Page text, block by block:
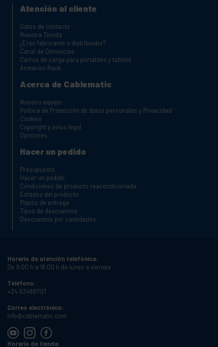
Atención al cliente
Datos de contacto
Nuestra Tienda
¿Eres fabricante o distribuidor?
Canal de Denuncias
Carros de carga para portátiles y tablets
Armarios Rack
Acerca de Cablematic
Nuestro equipo
Política de Protección de datos personales y Privacidad
Cookies
Copyright y aviso legal
Opiniones
Hacer un pedido
Presupuesto
Hacer un pedido
Condiciones de producto reacondicionado
Estados del producto
Plazos de entrega
Tipos de descuentos
Descuentos por cantidades
Horario de atención telefónica:
De 9:00 h a 18:00 h de lunes a viernes
Teléfono:
+34 934987121
Correo electrónico:
info@cablematic.com
Horario de tienda: